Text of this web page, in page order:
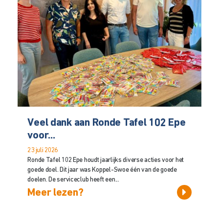
Veel dank aan Ronde Tafel 102 Epe
voor...
23 juli 2026
Ronde Tafel 102 Epe houdt jaarlijks diverse acties voor het
goede doel. Dit jaar was Koppel-Swoe één van de goede
doelen. De serviceclub heeft een...
Meer lezen?